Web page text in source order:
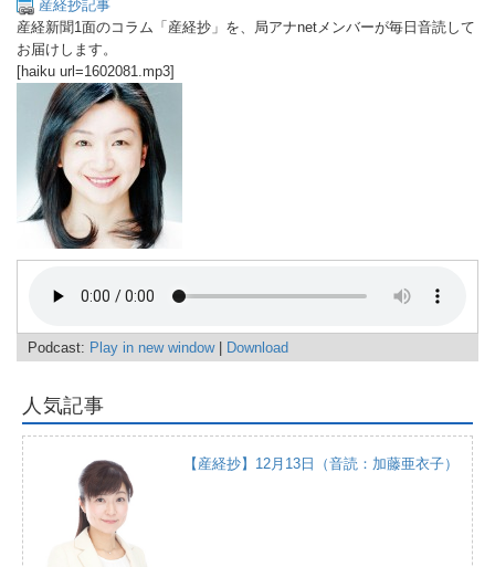
産経抄記事
産経新聞1面のコラム「産経抄」を、局アナnetメンバーが毎日音読して
お届けします。
[haiku url=1602081.mp3]
Podcast: Play in new window| Download
人気記事
【産経抄】12月13日（音読：加藤亜衣子）